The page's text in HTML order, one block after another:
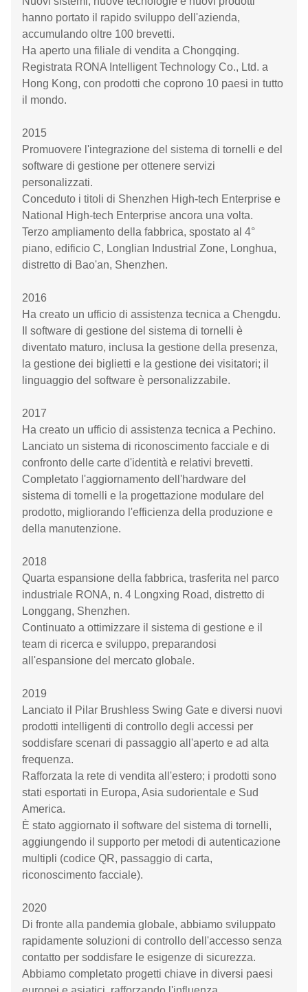
hanno portato il rapido sviluppo dell'azienda,
accumulando oltre 100 brevetti.
Ha aperto una filiale di vendita a Chongqing.
Registrata RONA Intelligent Technology Co., Ltd. a
Hong Kong, con prodotti che coprono 10 paesi in tutto
il mondo.
2015
Promuovere l'integrazione del sistema di tornelli e del
software di gestione per ottenere servizi
personalizzati.
Conceduto i titoli di Shenzhen High-tech Enterprise e
National High-tech Enterprise ancora una volta.
Terzo ampliamento della fabbrica, spostato al 4°
piano, edificio C, Longlian Industrial Zone, Longhua,
distretto di Bao'an, Shenzhen.
2016
Ha creato un ufficio di assistenza tecnica a Chengdu.
Il software di gestione del sistema di tornelli è
diventato maturo, inclusa la gestione della presenza,
la gestione dei biglietti e la gestione dei visitatori; il
linguaggio del software è personalizzabile.
2017
Ha creato un ufficio di assistenza tecnica a Pechino.
Lanciato un sistema di riconoscimento facciale e di
confronto delle carte d'identità e relativi brevetti.
Completato l'aggiornamento dell'hardware del
sistema di tornelli e la progettazione modulare del
prodotto, migliorando l'efficienza della produzione e
della manutenzione.
2018
Quarta espansione della fabbrica, trasferita nel parco
industriale RONA, n. 4 Longxing Road, distretto di
Longgang, Shenzhen.
Continuato a ottimizzare il sistema di gestione e il
team di ricerca e sviluppo, preparandosi
all'espansione del mercato globale.
2019
Lanciato il Pilar Brushless Swing Gate e diversi nuovi
prodotti intelligenti di controllo degli accessi per
soddisfare scenari di passaggio all'aperto e ad alta
frequenza.
Rafforzata la rete di vendita all'estero; i prodotti sono
stati esportati in Europa, Asia sudorientale e Sud
America.
È stato aggiornato il software del sistema di tornelli,
aggiungendo il supporto per metodi di autenticazione
multipli (codice QR, passaggio di carta,
riconoscimento facciale).
2020
Di fronte alla pandemia globale, abbiamo sviluppato
rapidamente soluzioni di controllo dell'accesso senza
contatto per soddisfare le esigenze di sicurezza.
Abbiamo completato progetti chiave in diversi paesi